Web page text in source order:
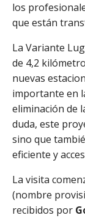
los
que están
La Variante
de 4,2
nuevas
importante en
eliminación de
duda, este
sino que
eficiente y
La visita
(nombre
recibidos por